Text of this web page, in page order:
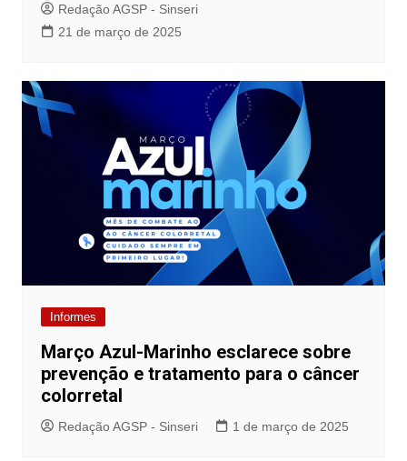
Redação AGSP - Sinseri
21 de março de 2025
Informes
Março Azul-Marinho esclarece sobre
prevenção e tratamento para o câncer
colorretal
Redação AGSP - Sinseri 1 de março de 2025